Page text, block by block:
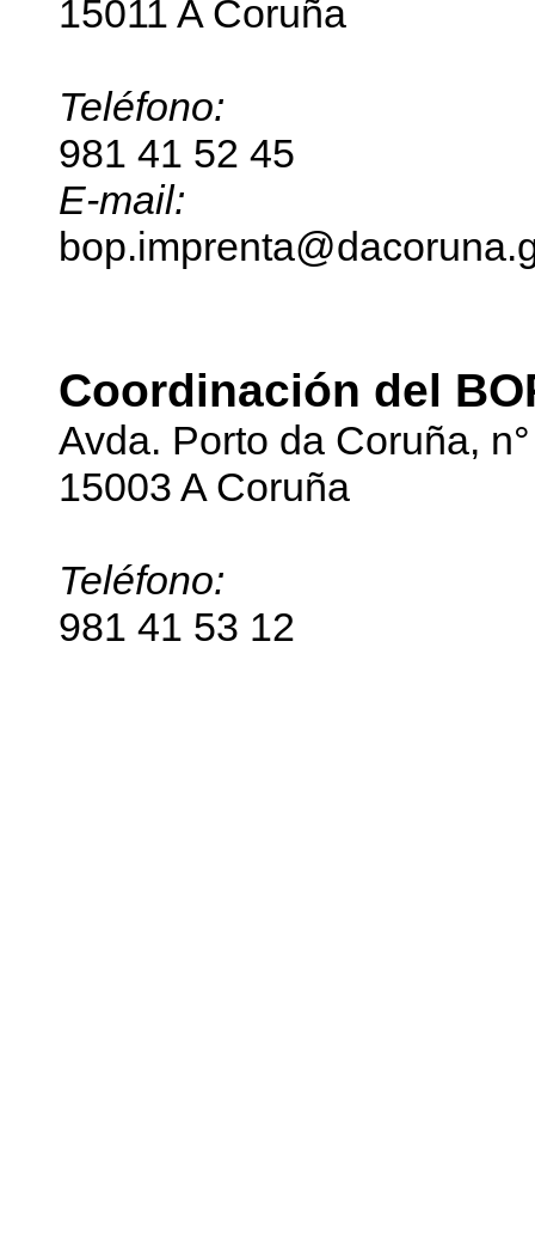
15011 A Coruña
Teléfono:
981 41 52 45
E-mail:
Coordinación del
Avda. Porto da Coruña,
15003 A Coruña
Teléfono:
981 41 53 12